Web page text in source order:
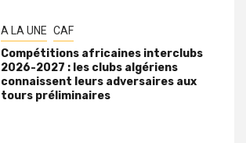
A LA UNE CAF
Compétitions africaines interclubs
2026-2027 : les clubs algériens
connaissent leurs adversaires aux
tours préliminaires